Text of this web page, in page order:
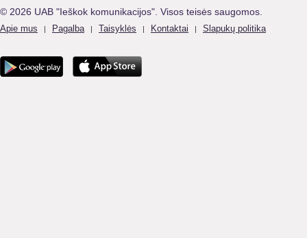
© 2026 UAB "Ieškok komunikacijos". Visos teisės saugomos.
Apie mus | Pagalba | Taisyklės | Kontaktai | Slapukų politika